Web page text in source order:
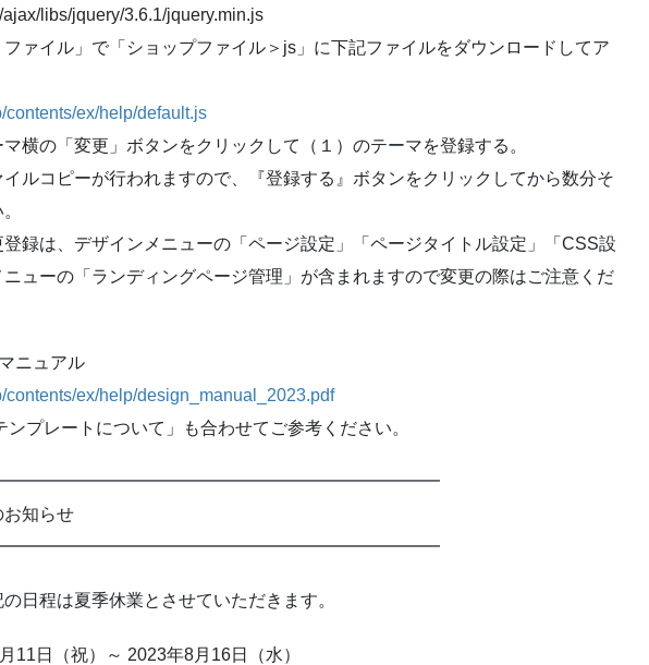
libs/jquery/3.6.1/jquery.min.js
ファイル」で「ショップファイル＞js」に下記ファイルをダウンロードしてア
contents/ex/help/default.js
マ横の「変更」ボタンをクリックして（１）のテーマを登録する。
ルコピーが行われますので、『登録する』ボタンをクリックしてから数分そ
録は、デザインメニューの「ページ設定」「ページタイトル設定」「CSS設
ューの「ランディングページ管理」が含まれますので変更の際はご注意くだ
ニュアル
contents/ex/help/design_manual_2023.pdf
プレートについて」も合わせてご参考ください。
知らせ
日程は夏季休業とさせていただきます。
11日（祝）～ 2023年8月16日（水）